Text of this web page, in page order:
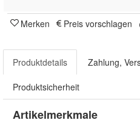
Merken Preis vorschlagen
Produktdetails Zahlung,
Produktsicherheit
Artikelmerkmale